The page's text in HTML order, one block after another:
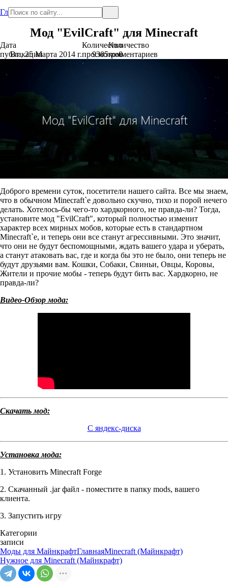
Главная
Мод "EvilCraft" для Minecraft
Дата
публикации
Вт., 25 Марта 2014 г.
Количество
просмотров
9305
Количество
комментариев
0
Доброго времени суток, посетители нашего сайта. Все мы знаем,
что в обычном Minecraft`e довольно скучно, тихо и порой нечего
делать. Хотелось-бы чего-то хардкорного, не правда-ли? Тогда,
установите мод "EvilCraft", который полностью изменит
характер всех мирных мобов, которые есть в стандартном
Minecraft`e, и теперь они все станут агрессивными. Это значит,
что они не будут беспомощными, ждать вашего удара и уберать,
а станут атаковать вас, где и когда бы это не было, они теперь не
будут друзьями вам. Кошки, Собаки, Свиньи, Овцы, Коровы,
Жители и прочие мобы - теперь будут бить вас. Хардкорно, не
правда-ли?
Видео-Обзор мода:
Скачать мод:
С яндекс-диска
Установка мода:
1. Установить Minecraft Forge
2. Cкачанный .jar файл - поместите в папку mods, вашего
клиента.
3. Запустить игру
Категории
записи
Моды для МайнкрафтГлавнаяMinecraft (Майнкрафт)
Нужное для Minecraft (Майнкрафт)